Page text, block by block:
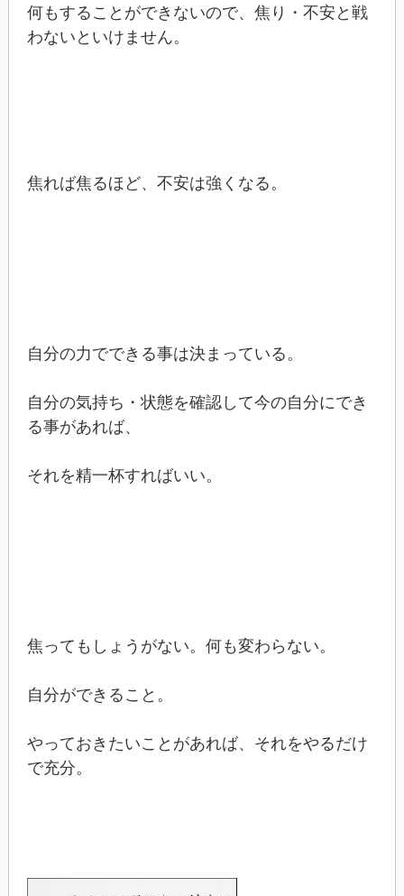
何もすることができないので、焦り・不安と戦
わないといけません。
焦れば焦るほど、不安は強くなる。
自分の力でできる事は決まっている。
自分の気持ち・状態を確認して今の自分にでき
る事があれば、
それを精一杯すればいい。
焦ってもしょうがない。何も変わらない。
自分ができること。
やっておきたいことがあれば、それをやるだけ
で充分。